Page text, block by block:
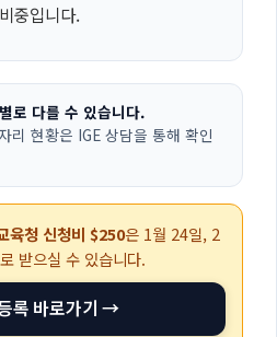
중입니다.
로 다를 수 있습니다.
리 현황은 IGE 상담을 통해 확인
청 신청비 $250은 1월 24일, 2
받으실 수 있습니다.
록 바로가기 →